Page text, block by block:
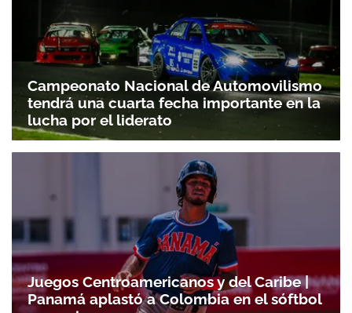
Campeonato Nacional de Automovilismo
tendrá una cuarta fecha importante en la
lucha por el liderato
Juegos Centroamericanos y del Caribe |
Panamá aplastó a Colombia en el sóftbol